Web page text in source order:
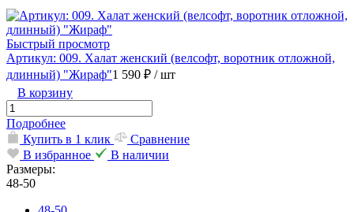
Быстрый просмотр
Артикул: 009. Халат женский (велсофт, воротник отложной,
длинный) "Жираф"1 590 ₽ / шт
В корзину
Подробнее
Купить в 1 клик
Сравнение
В избранное
В наличии
Размеры:
48-50